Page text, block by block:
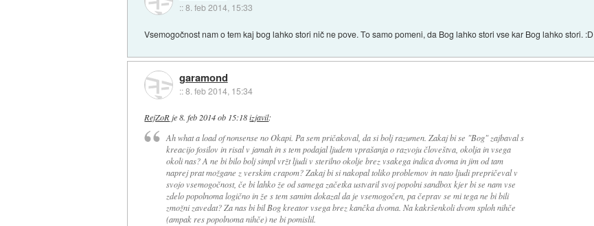
::8. feb 2014, 15:33
Vsemogočnost nam o tem kaj bog lahko stori nič ne pove. To samo pomeni, da Bog lahko stori vse kar Bog lahko stori. :D
garamond
::8. feb 2014, 15:34
RejZoR je8. feb 2014 ob 15:18 izjavil:
Ah what a load of nonsense no Okapi. Pa sem pričakoval, da si bolj razumen. Zakaj bi se "Bog" zajbaval s
kreacijo fosilov in risal v jamah in s tem podajal ljudem vprašanja o razvoju človeštva, okolja in vsega
okoli nas? A ne bi bilo bolj simpl vržt ljudi v sterilno okolje brez vsakega indica dvoma in jim od tam
naprej prat možgane z verskim crapom? Zakaj bi si nakopal toliko problemov in nato ljudi prepričeval v
svojo vsemogočnost, če bi lahko že od samega začetka ustvaril svoj popolni sandbox kjer bi se nam vse
zdelo popolnoma logično in že s tem samim dokazal da je vsemogočen, pa čeprav se mi tega ne bi bili
zmožni zavedat? Za nas bi bil Bog kreator vsega brez kančka dvoma. Na kakršenkoli dvom sploh nihče
(ampak res popolnoma nihče) ne bi pomislil.